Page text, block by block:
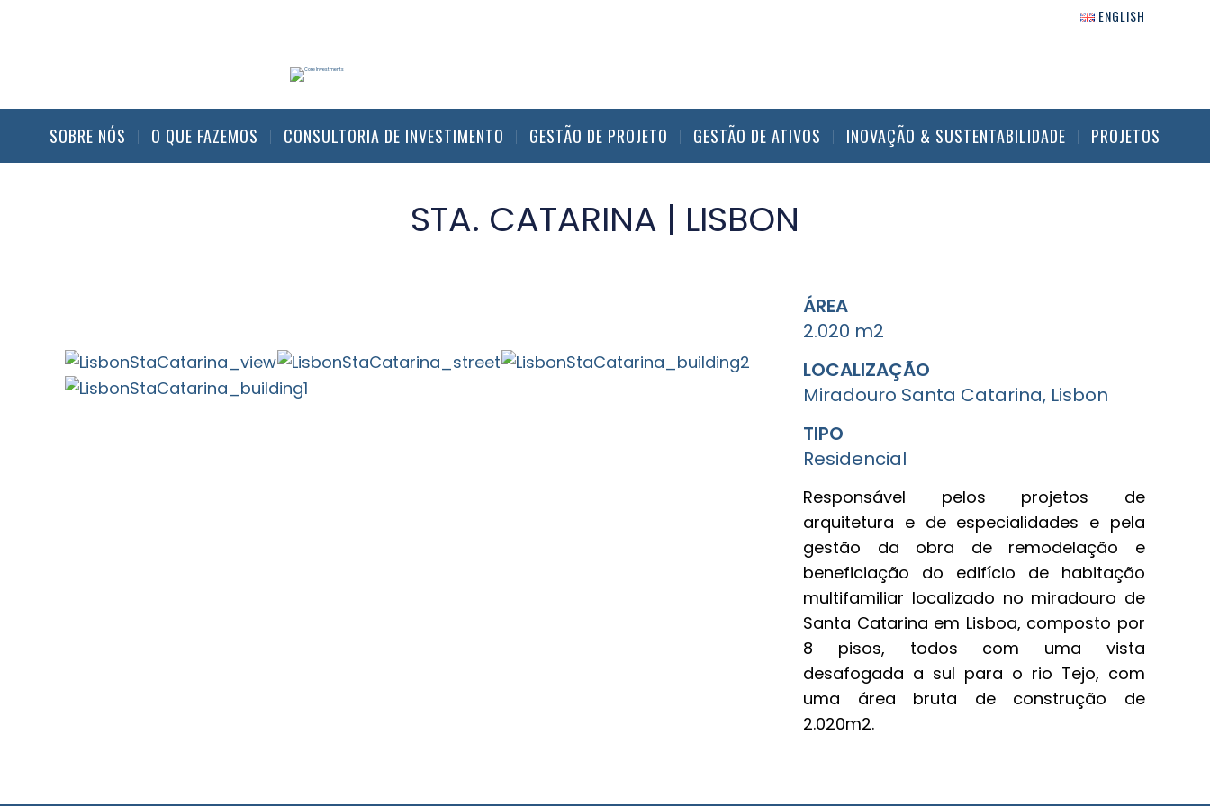
ENGLISH
SOBRE NÓS O QUE FAZEMOS CONSULTORIA DE INVESTIMENTO GESTÃO DE PROJETO GESTÃO DE ATIVOS INOVAÇÃO & SUSTENTABILIDADE PROJETOS
STA. CATARINA | LISBON
ÁREA
2.020 m2
LOCALIZAÇÃO
Miradouro Santa Catarina, Lisbon
TIPO
Residencial
Responsável pelos projetos de
arquitetura e de especialidades e pela
gestão da obra de remodelação e
beneficiação do edifício de habitação
multifamiliar localizado no miradouro de
Santa Catarina em Lisboa, composto por
8 pisos, todos com uma vista
desafogada a sul para o rio Tejo, com
uma área bruta de construção de
2.020m2.